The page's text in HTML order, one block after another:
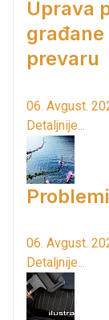
Uprava
građane
prevaru
06. Avgust.
Detaljnije...
06. Avgust.
Detaljnije...